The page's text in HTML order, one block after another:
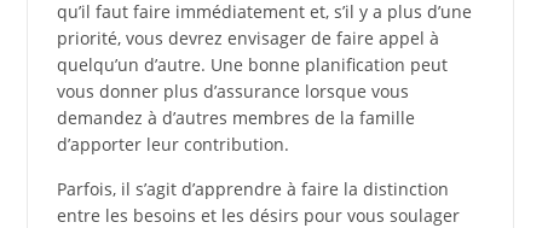
qu’il faut faire immédiatement et, s’il y a plus d’une
priorité, vous devrez envisager de faire appel à
quelqu’un d’autre. Une bonne planification peut
vous donner plus d’assurance lorsque vous
demandez à d’autres membres de la famille
d’apporter leur contribution.
Parfois, il s’agit d’apprendre à faire la distinction
entre les besoins et les désirs pour vous soulager